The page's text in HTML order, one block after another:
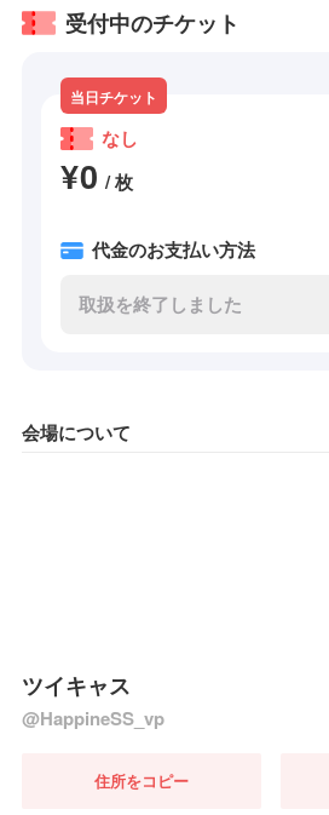
受付中のチケット
当日チケット
なし
¥0 / 枚
代金のお支払い方法
取扱を終了しました
会場について
ツイキャス
@HappineSS_vp
住所をコピー